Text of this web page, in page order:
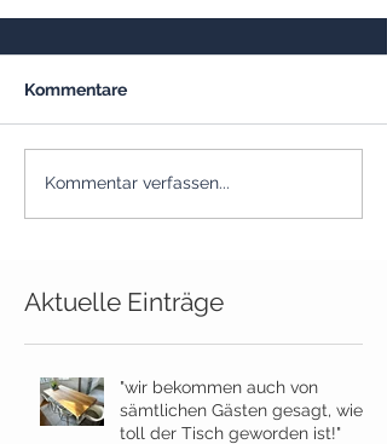
Kommentare
Kommentar verfassen...
Aktuelle Einträge
"wir bekommen auch von
sämtlichen Gästen gesagt, wie
toll der Tisch geworden ist!"